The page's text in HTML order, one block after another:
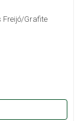
Freijó/Grafite